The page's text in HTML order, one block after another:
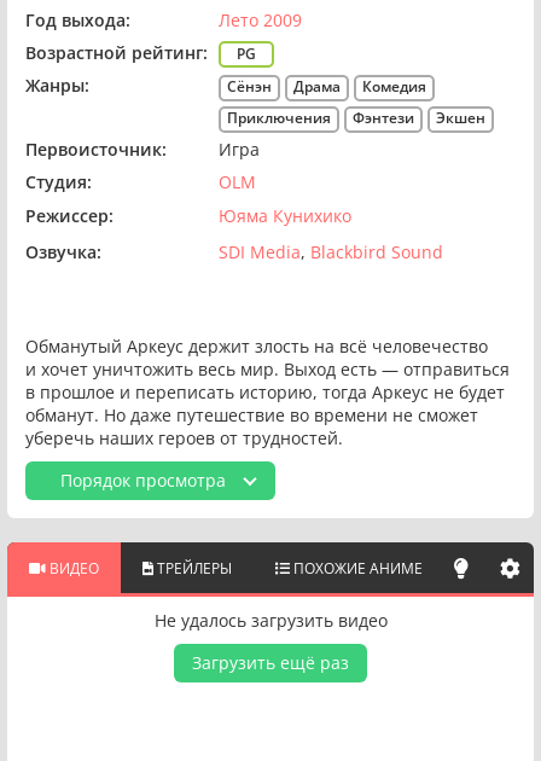
Год выхода:
Лето 2009
Возрастной рейтинг:
PG
Жанры: Сёнэн Драма
Комедия
Приключения
Фэнтези Экшен
Первоисточник:
Игра
Студия:
OLM
Режиссер:
Юяма Кунихико
Озвучка:
SDI Media Blackbird Sound
Обманутый Аркеус держит злость на всё человечество
и хочет уничтожить весь мир. Выход есть — отправиться
в прошлое и переписать историю, тогда Аркеус не будет
обманут. Но даже путешествие во времени не сможет
уберечь наших героев от трудностей.
Порядок просмотра
ВИДЕО ТРЕЙЛЕРЫ ПОХОЖИЕ АНИМЕ
Не удалось загрузить видео
Загрузить ещё раз